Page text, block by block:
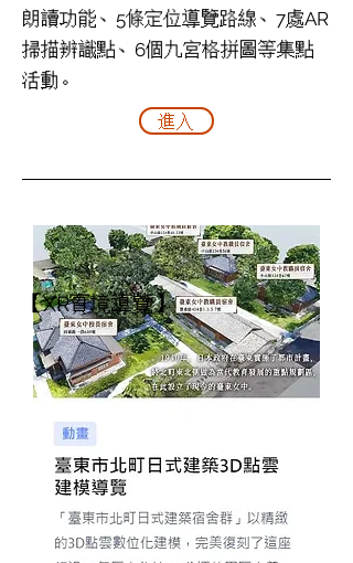
朗讀功能、5條定位導覽路線、7處AR
掃描辨識點、6個九宮格拼圖等集點
活動。
進入
【XR實境導覽】